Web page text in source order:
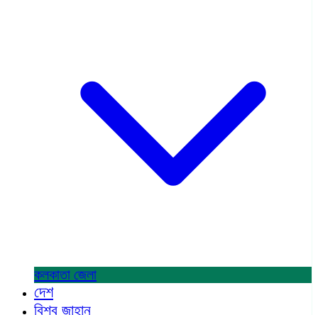
কলকাতা জেলা
দেশ
বিশ্ব জাহান